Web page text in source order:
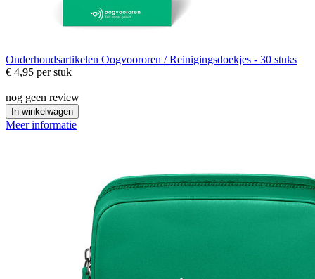
Onderhoudsartikelen Oogvoororen / Reinigingsdoekjes - 30 stuks
€ 4,95 per stuk
nog geen review
In winkelwagen
Meer informatie